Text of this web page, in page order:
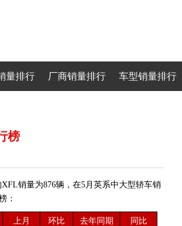
量排行 厂商销量排行 车型销量排行
榜
销量为876辆，在5月英系中大型轿车销
：
上月 环比 去年同期
同比